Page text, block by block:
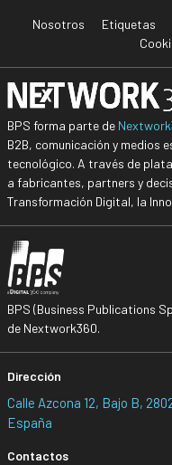
Nosotros Etiquetas
BPS forma parte de
B2B, comunicación y medios
tecnológico. A través de
a fabricantes, partners y
Transformación Digital, la
BPS (Business Publications
de Nextwork360.
Dirección
Calle Azcona 12, Bajo B,
España
Contactos